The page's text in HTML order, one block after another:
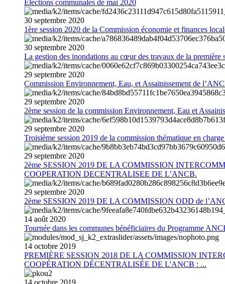
Élections communales de mai 2020
30 septembre 2020
1ère session 2020 de la Commission économie et finances
30 septembre 2020
La gestion des inondations au cœur des travaux de la première
29 septembre 2020
Commission Environnement, Eau, et Assainissement de
29 septembre 2020
2ème session de la commission Environnement, Eau et
29 septembre 2020
Troisième session 2019 de la commission thématique en
29 septembre 2020
2ème SESSION 2019 DE LA COMMISSION
COOPERATION DECENTRALISEE DE L’ANCB.
29 septembre 2020
2ème SESSION 2019 DE LA COMMISSION ODD de
14 août 2020
Tournée dans les communes bénéficiaires du Programme
14 octobre 2019
PREMIÈRE SESSION 2018 DE LA COMMISSION
COOPÉRATION DÉCENTRALISÉE DE L'ANCB : ...
14 octobre 2019